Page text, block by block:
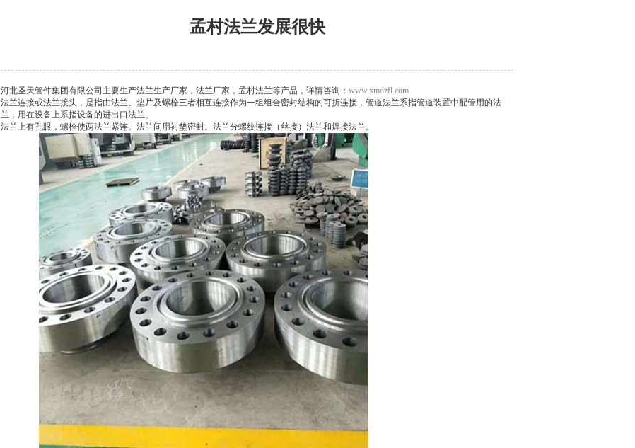
孟村法兰发展很快
河北圣天管件集团有限公司主要生产法兰生产厂家，法兰厂家，孟村法兰等产品，详情咨询： www.xmdzfl.com
法兰连接或法兰接头，是指由法兰、垫片及螺栓三者相互连接作为一组组合密封结构的可折连接，管道法兰系指管道装置中配管用的法
兰，用在设备上系指设备的进出口法兰。
法兰上有孔眼，螺栓使两法兰紧连。法兰间用衬垫密封。法兰分螺纹连接（丝接）法兰和焊接法兰。